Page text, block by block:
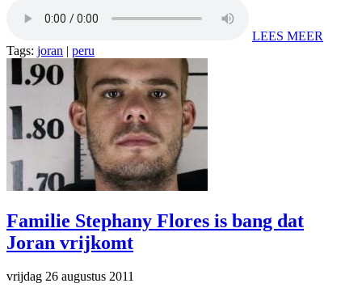
LEES MEER
Tags: joran | peru
Familie Stephany Flores is bang dat
Joran vrijkomt
vrijdag 26 augustus 2011